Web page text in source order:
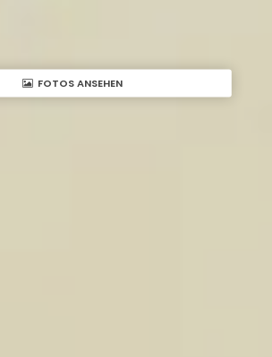
FOTOS ANSEHEN